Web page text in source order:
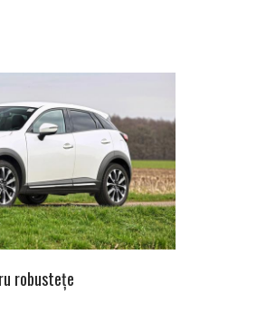
robustețe